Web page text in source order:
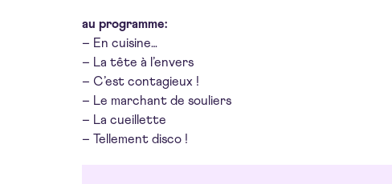
au programme:
– En cuisine…
– La tête à l’envers
– C’est contagieux !
– Le marchant de souliers
– La cueillette
– Tellement disco !